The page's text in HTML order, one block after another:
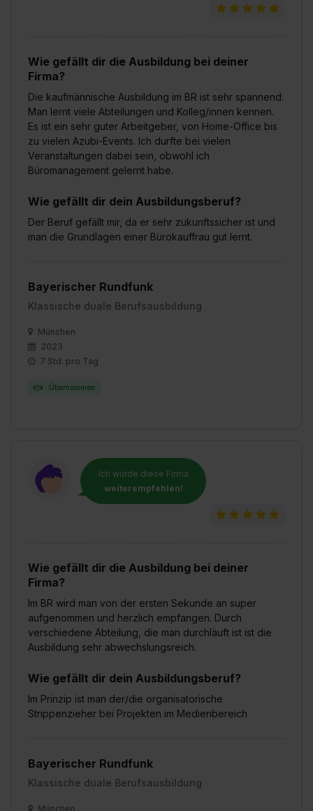
angemessenes Datenschutzniveau (EuGH – Schrems
Datenschutzerklärung unter dem Punkt „Datenschutz-
Einstellungen“ widerrufen. Weitere Informationen zu den
einzelnen Cookies findest du durch Klick auf „Details
zeigen“. Weitere Informationen:Datenschutzerklärung
Impressum.
Wie gefällt dir die Ausbildung bei deiner
Firma?
Die kaufmännische Ausbildung im BR ist sehr spannend.
Man lernt viele Abteilungen und Kolleg/innen kennen.
Es ist ein sehr guter Arbeitgeber, von Home-Office bis
zu vielen Azubi-Events. Ich durfte bei vielen
Veranstaltungen dabei sein, obwohl ich
Büromanagement gelernt habe.
Wie gefällt dir dein Ausbildungsberuf?
Der Beruf gefällt mir, da er sehr zukunftssicher ist und
man die Grundlagen einer Bürokauffrau gut lernt.
Bayerischer Rundfunk
Klassische duale Berufsausbildung
München
2023
7 Std. pro Tag
Übernommen
Ich würde diese Firma
weiterempfehlen!
Wie gefällt dir die Ausbildung bei deiner
Firma?
Im BR wird man von der ersten Sekunde an super
aufgenommen und herzlich empfangen. Durch
verschiedene Abteilung, die man durchläuft ist ist die
Ausbildung sehr abwechslungsreich.
Wie gefällt dir dein Ausbildungsberuf?
Im Prinzip ist man der/die organisatorische
Strippenzieher bei Projekten im Medienbereich
Bayerischer Rundfunk
Klassische duale Berufsausbildung
München